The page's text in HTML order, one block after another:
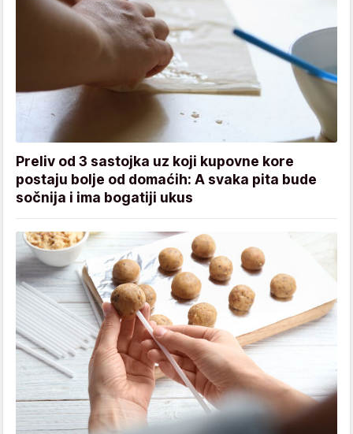
Preliv od 3 sastojka uz koji kupovne kore
postaju bolje od domaćih: A svaka pita bude
sočnija i ima bogatiji ukus